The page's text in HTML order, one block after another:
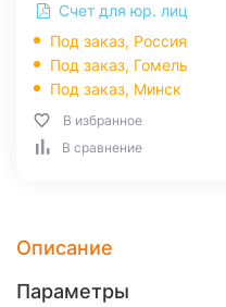
Счет для юр. лиц
Под заказ, Россия
Под заказ, Гомель
Под заказ, Минск
В избранное
В сравнение
Описание
Параметры